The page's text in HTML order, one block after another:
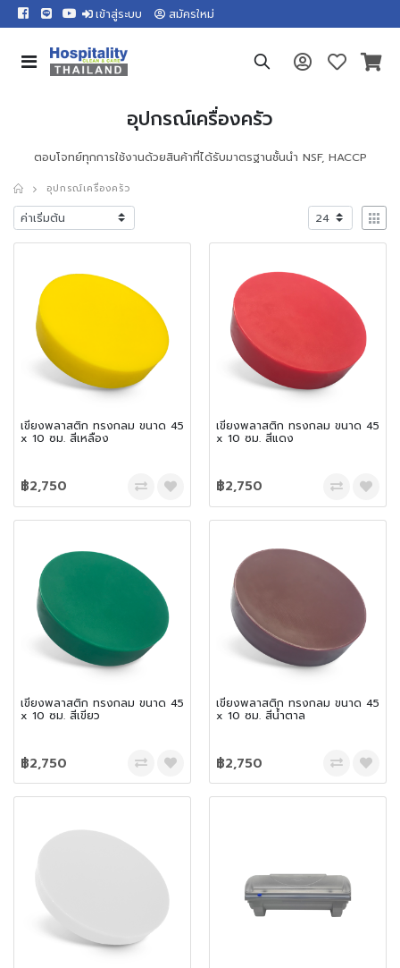
เข้าสู่ระบบ สมัครใหม่
อุปกรณ์เครื่องครัว
ตอบโจทย์ทุกการใช้งานด้วยสินค้าที่ได้รับมาตรฐานชั้นนำ NSF, HACCP
อุปกรณ์เครื่องครัว
เขียงพลาสติก ทรงกลม ขนาด 45
x 10 ซม. สีเหลือง
฿2,750
เขียงพลาสติก ทรงกลม ขนาด 45
x 10 ซม. สีแดง
฿2,750
เขียงพลาสติก ทรงกลม ขนาด 45
x 10 ซม. สีเขียว
฿2,750
เขียงพลาสติก ทรงกลม ขนาด 45
x 10 ซม. สีน้ำตาล
฿2,750